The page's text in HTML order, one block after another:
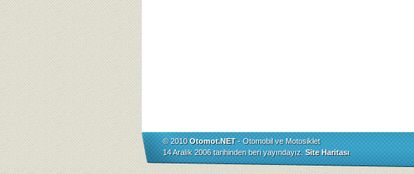
© 2010Otomot.NET- Otomobil ve Motosiklet
14 Aralık 2006 tarihinden beri yayındayız. Site Haritası